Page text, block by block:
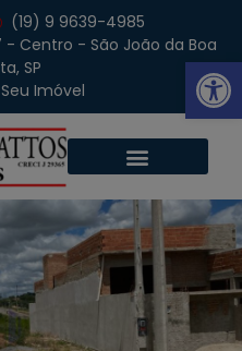
Abrir
(19) 9 9639-4985
- Centro - São João da Boa
SP
Imóvel